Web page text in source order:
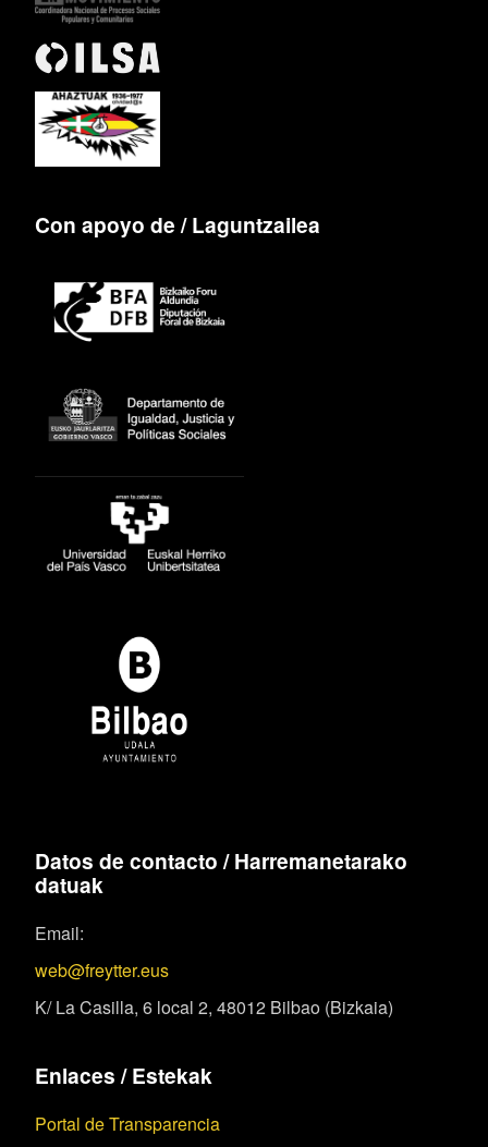
Con apoyo de / Laguntzailea
Datos de contacto / Harremanetarako
datuak
Email:
web@freytter.eus
K/ La Casilla, 6 local 2, 48012 Bilbao (Bizkaia)
Enlaces / Estekak
Portal de Transparencia